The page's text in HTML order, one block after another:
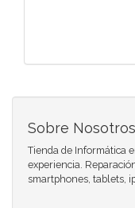
Sobre Nosotros
Tienda de Informática
experiencia.
smartphones, tablets,